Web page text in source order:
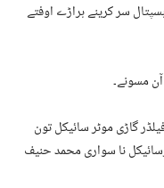
سر کرینے ہراڑے اوفتے
مسونے۔
گاڑی موٹر سائیکل تون
نا سواری محمد حنیف